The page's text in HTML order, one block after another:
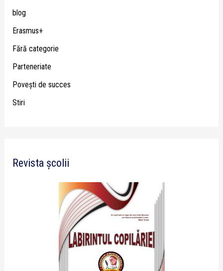
blog
Erasmus+
Fără categorie
Parteneriate
Poveşti de succes
Stiri
Revista școlii